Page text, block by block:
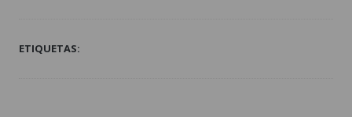
ETIQUETAS: